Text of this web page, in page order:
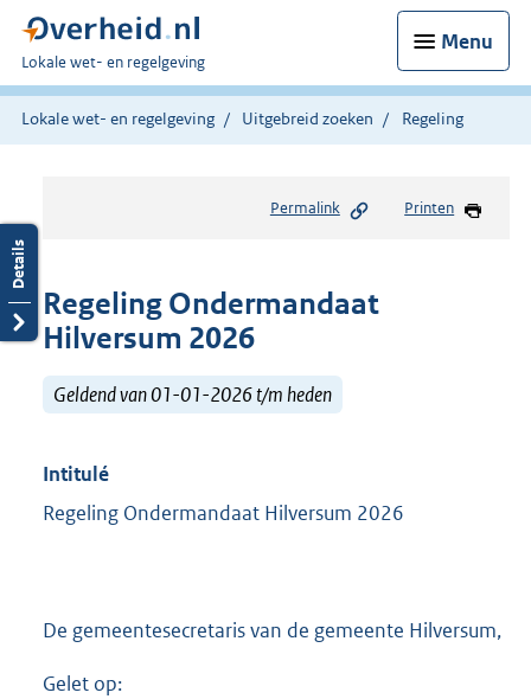
Menu
U
bent
hier:
Lokale wet- en regelgeving
Lokale wet- en regelgeving Uitgebreid zoeken Regeling
Permalink Printen
Regeling Ondermandaat
Hilversum 2026
Geldend van 01-01-2026 t/m heden
Intitulé
Regeling Ondermandaat Hilversum 2026
De gemeentesecretaris van de gemeente Hilversum,
Gelet op: